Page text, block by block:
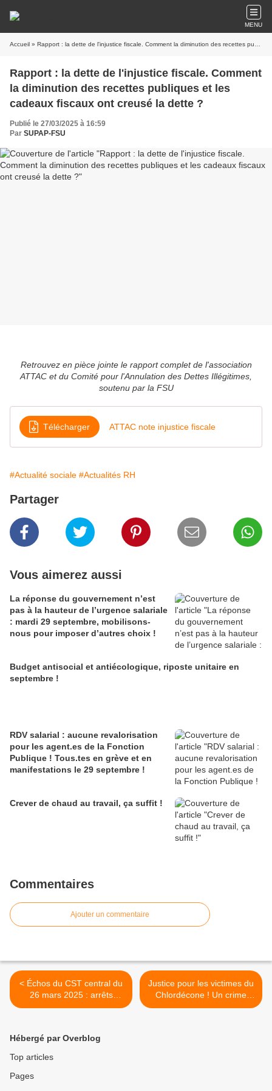
MENU
Accueil » Rapport : la dette de l'injustice fiscale. Comment la diminution des recettes publiques et les cadeaux fiscaux ont creusé la dette ?
Rapport : la dette de l'injustice fiscale. Comment
la diminution des recettes publiques et les
cadeaux fiscaux ont creusé la dette ?
Publié le 27/03/2025 à 16:59
Par SUPAP-FSU
Retrouvez en pièce jointe le rapport complet de l'association
ATTAC et du Comité pour l'Annulation des Dettes Illégitimes,
soutenu par la FSU
Télécharger ATTAC note injustice fiscale
#Actualité sociale #Actualités RH
Partager
Vous aimerez aussi
La réponse du gouvernement n’est
pas à la hauteur de l’urgence salariale
: mardi 29 septembre, mobilisons-
nous pour imposer d’autres choix !
Budget antisocial et antiécologique, riposte unitaire en
septembre !
RDV salarial : aucune revalorisation
pour les agent.es de la Fonction
Publique ! Tous.tes en grève et en
manifestations le 29 septembre !
Crever de chaud au travail, ça suffit !
Commentaires
Ajouter un commentaire
< Échos du CST central du
26 mars 2025 : arrêts
maladie, entretien
Justice pour les victimes du
Chlordécone ! Un crime
environnemental et
Hébergé par Overblog
Top articles
Pages